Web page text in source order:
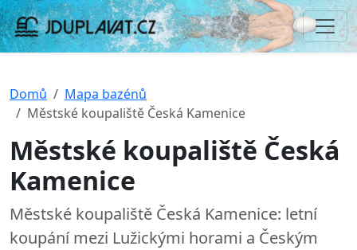
Domů
Mapa bazénů
Městské koupaliště Česká Kamenice
Městské koupaliště Česká
Kamenice
Městské koupaliště Česká Kamenice: letní
koupání mezi Lužickými horami a Českým